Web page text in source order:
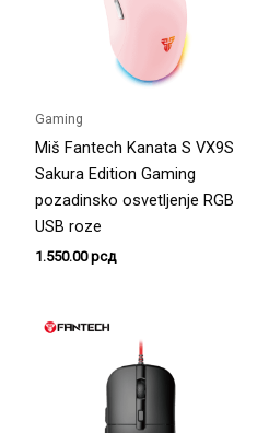
Gaming
Miš Fantech Kanata S VX9S
Sakura Edition Gaming
pozadinsko osvetljenje RGB
USB roze
1.550.00рсд